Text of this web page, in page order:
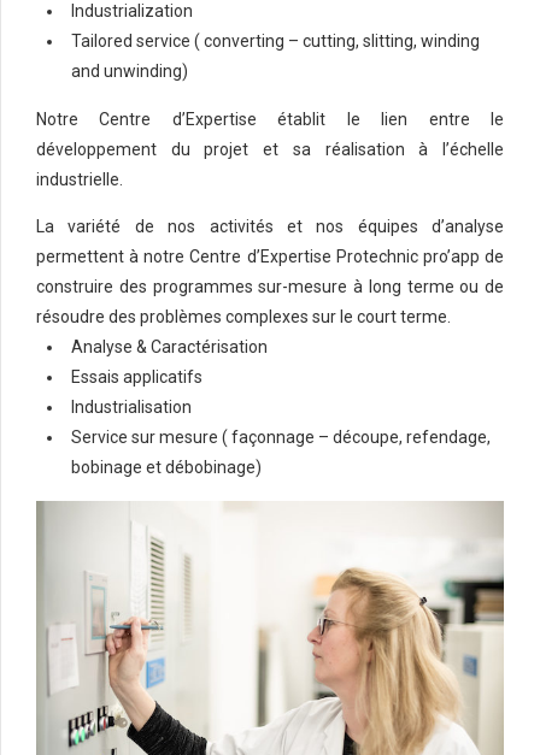
Industrialization
Tailored service ( converting – cutting, slitting, winding
and unwinding)
Notre Centre d’Expertise établit le lien entre le
développement du projet et sa réalisation à l’échelle
industrielle.
La variété de nos activités et nos équipes d’analyse
permettent à notre Centre d’Expertise Protechnic pro’app de
construire des programmes sur-mesure à long terme ou de
résoudre des problèmes complexes sur le court terme.
Analyse & Caractérisation
Essais applicatifs
Industrialisation
Service sur mesure ( façonnage – découpe, refendage,
bobinage et débobinage)